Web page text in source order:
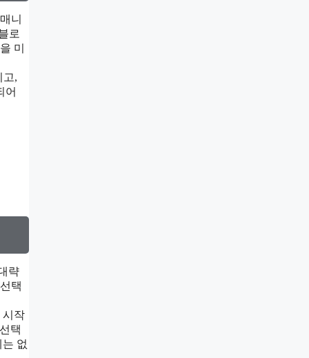
니
로
미
고,
어
략
택
시작
택
없